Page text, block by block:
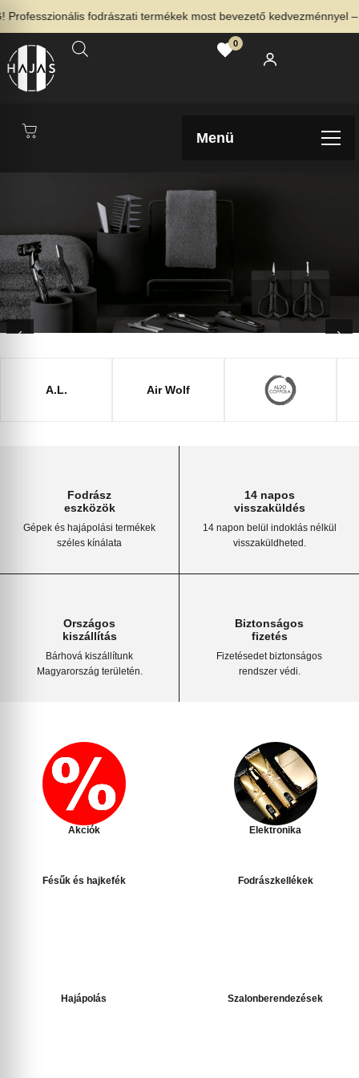
fodrászati termékek most bevezető kedvezménnyel –
0
Menü
A.L. Air Wolf
Fodrász
eszközök
Gépek és hajápolási termékek
széles kínálata
14 napos
visszaküldés
14 napon belül indoklás nélkül
visszaküldheted.
Országos
kiszállítás
Bárhová kiszállítunk
Magyarország területén.
Biztonságos
fizetés
Fizetésedet biztonságos
rendszer védi.
Akciók Elektronika
Fésűk és hajkefék Fodrászkellékek
Hajápolás Szalonberendezések